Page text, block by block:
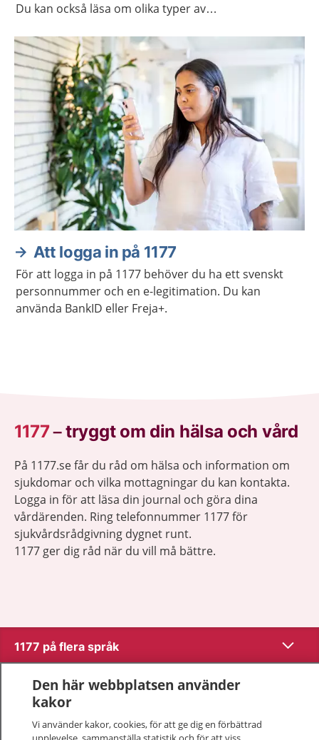
Du kan också läsa om olika typer av
avslappningsövningar.
Att logga in på 1177
För att logga in på 1177 behöver du ha ett svenskt
personnummer och en e-legitimation. Du kan
använda BankID eller Freja+.
1177–tryggt om din hälsa och vård
På 1177.se får du råd om hälsa och information om
sjukdomar och vilka mottagningar du kan kontakta.
Logga in för att läsa din journal och göra dina
vårdärenden. Ring telefonnummer 1177 för
sjukvårdsrådgivning dygnet runt.
1177 ger dig råd när du vill må bättre.
1177 på flera språk Visa
Om 1177
Kontakt
Den här webbplatsen använder
kakor
Vi använder kakor, cookies, för att ge dig en förbättrad